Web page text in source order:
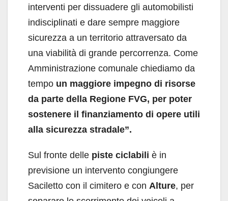
interventi per dissuadere gli automobilisti
indisciplinati e dare sempre maggiore
sicurezza a un territorio attraversato da
una viabilità di grande percorrenza. Come
Amministrazione comunale chiediamo da
tempo un maggiore impegno di risorse
da parte della Regione FVG, per poter
sostenere il finanziamento di opere utili
alla sicurezza stradale”.
Sul fronte delle piste ciclabili è in
previsione un intervento congiungere
Saciletto con il cimitero e con Alture, per